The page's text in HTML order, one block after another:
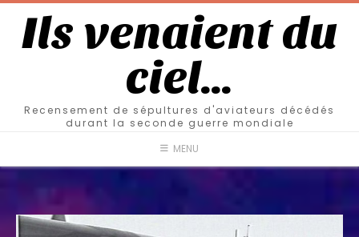
Ils venaient du
ciel…
Recensement de sépultures d'aviateurs décédés
durant la seconde guerre mondiale
MENU